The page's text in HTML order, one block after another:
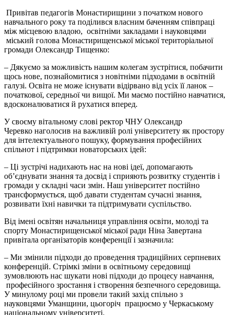
Привітав педагогів Монастирищини з початком нового
навчального року та поділився власним баченням співпраці
між місцевою владою, освітніми закладами і науковцями
міський голова Монастирищенської міської територіальної
громади Олександр Тищенко:
– Дякуємо за можливість нашим колегам зустрітися, побачити
щось нове, познайомитися з новітніми підходами в освітній
галузі. Освіта не може існувати відірвано від усіх її ланок –
початкової, середньої чи вищої. Ми маємо постійно навчатися,
вдосконалюватися й рухатися вперед.
У своєму вітальному слові ректор ЧНУ Олександр
Черевко наголосив на важливій ролі університету як простору
для інтелектуального пошуку, формування професійних
спільнот і підтримки новаторських ідей:
– Ці зустрічі надихають нас на нові ідеї, допомагають
об’єднувати знання та досвід і сприяють розвитку студентів і
громади у складні часи змін. Наш університет постійно
трансформується, щоб давати студентам сучасні знання,
розвивати їхні навички та підтримувати суспільство.
Від імені освітян начальниця управління освіти, молоді та
спорту Монастирищенської міської ради Ніна Завертана
привітала організаторів конференції і зазначила:
– Ми змінили підходи до проведення традиційних серпневих
конференцій. Стрімкі зміни в освітньому середовищі
зумовлюють нас шукати нові підходи до процесу навчання,
професійного зростання і створення безпечного середовища.
У минулому році ми провели такий захід спільно з
науковцями Уманщини, цьогоріч працюємо у Черкаському
національному університеті.